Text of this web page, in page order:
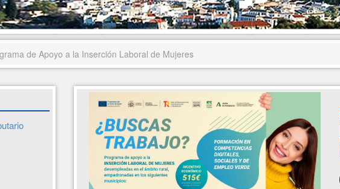
de Apoyo a la Inserción Laboral de Mujeres